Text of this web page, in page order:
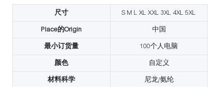
尺寸 S M L XL XXL 3XL 4XL 5XL
Place的Origin 中国
最小订货量 100个人电脑
颜色 自定义
材料科学 尼龙/氨纶